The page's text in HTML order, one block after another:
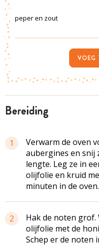
bereiding
1
Verwarm de oven
aubergines en snij
lengte. Leg ze in
olijfolie en kruid
minuten in de oven.
2
Hak de noten grof.
olijfolie met de
Schep er de noten
peper en zout
VOEG